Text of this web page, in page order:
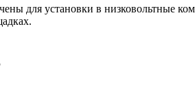
для установки в низковольтные